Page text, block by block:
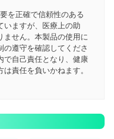
を正確で信頼性のある
いますが、医療上の助
ません。本製品の使用に
遵守を確認してくださ
で自己責任となり、健康
責任を負いかねます。